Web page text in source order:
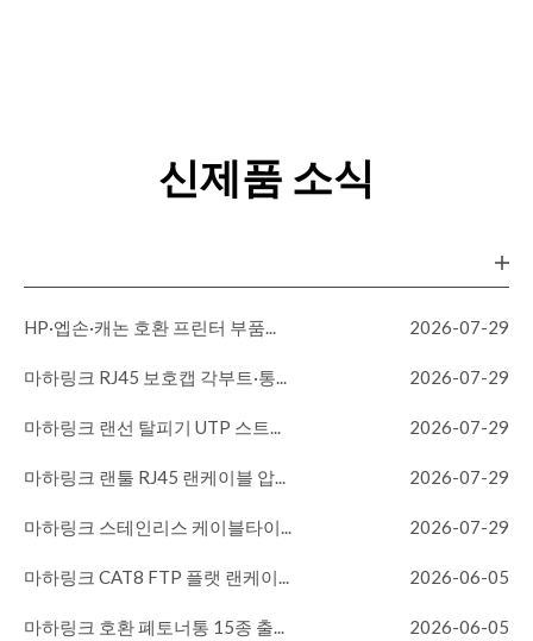
신제품 소식
HP·엡손·캐논 호환 프린터 부품... 2026-07-29
마하링크 RJ45 보호캡 각부트·통... 2026-07-29
마하링크 랜선 탈피기 UTP 스트... 2026-07-29
마하링크 랜툴 RJ45 랜케이블 압... 2026-07-29
마하링크 스테인리스 케이블타이... 2026-07-29
마하링크 CAT8 FTP 플랫 랜케이... 2026-06-05
마하링크 호환 폐토너통 15종 출... 2026-06-05